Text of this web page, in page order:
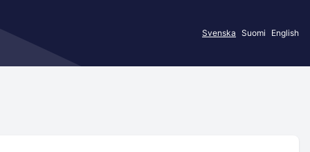
Svenska Suomi English